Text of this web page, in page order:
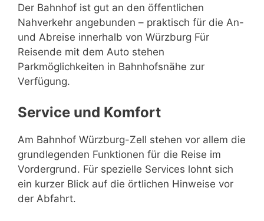
Der Bahnhof ist gut an den öffentlichen
Nahverkehr angebunden – praktisch für die An-
und Abreise innerhalb von Würzburg Für
Reisende mit dem Auto stehen
Parkmöglichkeiten in Bahnhofsnähe zur
Verfügung.
Service und Komfort
Am Bahnhof Würzburg-Zell stehen vor allem die
grundlegenden Funktionen für die Reise im
Vordergrund. Für spezielle Services lohnt sich
ein kurzer Blick auf die örtlichen Hinweise vor
der Abfahrt.